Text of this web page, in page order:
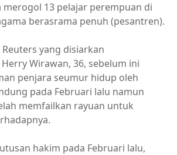
13 pelajar perempuan di
berasrama penuh (pesantren).
yang disiarkan
Wirawan, 36, sebelum ini
penjara seumur hidup oleh
pada Februari lalu namun
memfailkan rayuan untuk
hakim pada Februari lalu,